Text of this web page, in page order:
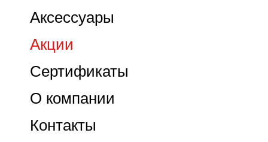
Контакты
О компании
Сертификаты
Акции
Аксессуары